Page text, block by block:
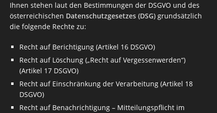
Ihnen stehen laut den Bestimmungen der DSGVO und des
österreichischen Datenschutzgesetzes (DSG) grundsätzlich
die folgende Rechte zu:
Recht auf Berichtigung (Artikel 16 DSGVO)
Recht auf Löschung („Recht auf Vergessenwerden“)
(Artikel 17 DSGVO)
Recht auf Einschränkung der Verarbeitung (Artikel 18
DSGVO)
Recht auf Benachrichtigung – Mitteilungspflicht im